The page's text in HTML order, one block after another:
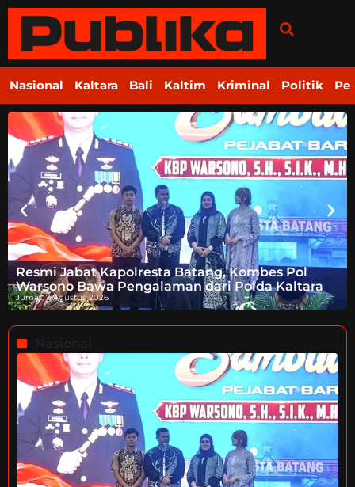
Nasional Kaltara Bali Kaltim Kriminal Politik
Resmi Jabat Kapolresta Batang, Kombes Pol
Warsono Bawa Pengalaman dari Polda Kaltara
Jumat, 7 Agustus 2026